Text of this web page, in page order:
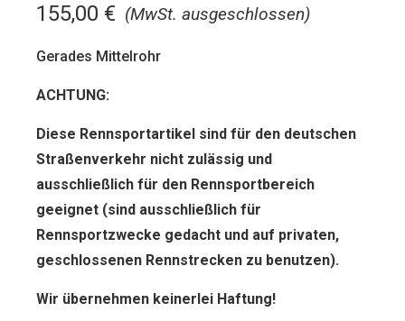
(MwSt. ausgeschlossen)
155,00 €
Gerades Mittelrohr
ACHTUNG:
Diese Rennsportartikel sind für den deut­schen
Straßenverkehr nicht zulässig und
ausschließlich für den Rennsportbereich
geeignet (sind ausschließlich für
Rennsportzwecke gedacht und auf privaten,
geschlossenen Rennstrecken zu benutzen).
Wir übernehmen keinerlei Haftung!